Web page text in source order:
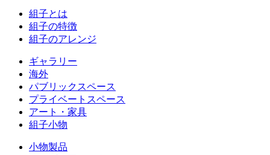
組子とは
組子の特徴
組子のアレンジ
ギャラリー
海外
パブリックスペース
プライベートスペース
アート・家具
組子小物
小物製品